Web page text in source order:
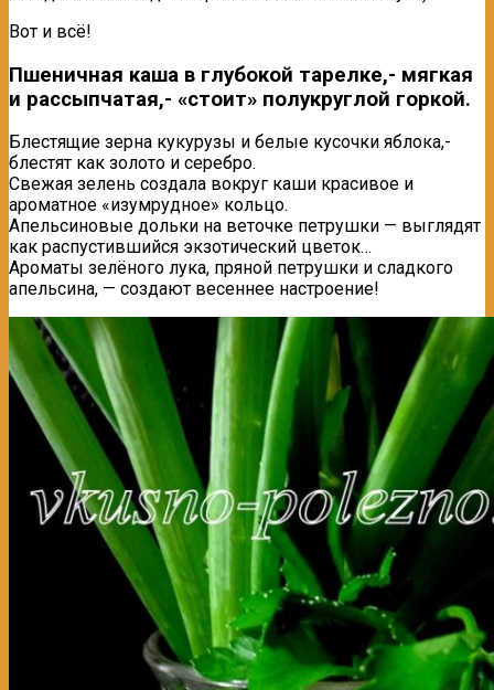
Вот и всё!
Пшеничная каша в глубокой тарелке,- мягкая
и рассыпчатая,- «стоит» полукруглой горкой.
Блестящие зерна кукурузы и белые кусочки яблока,-
блестят как золото и серебро.
Свежая зелень создала вокруг каши красивое и
ароматное «изумрудное» кольцо.
Апельсиновые дольки на веточке петрушки — выглядят
как распустившийся экзотический цветок…
Ароматы зелёного лука, пряной петрушки и сладкого
апельсина, — создают весеннее настроение!